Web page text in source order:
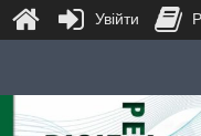
Skip to content
Увійти